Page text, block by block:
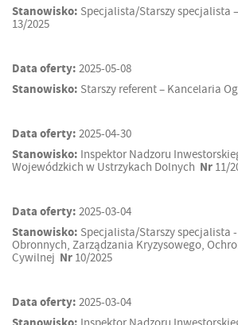
Stanowisko: Specjalista/Starszy specjalista
13/2025
Data oferty: 2025-05-08
Stanowisko: Starszy referent – Kancelaria
Data oferty: 2025-04-30
Stanowisko: Inspektor Nadzoru
Wojewódzkich w Ustrzykach Dolnych Nr 11/
Data oferty: 2025-03-04
Stanowisko: Specjalista/Starszy specjalista
Obronnych, Zarządzania Kryzysowego,
Cywilnej Nr 10/2025
Data oferty: 2025-03-04